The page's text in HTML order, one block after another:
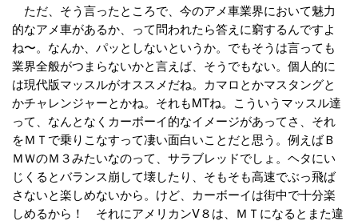
ただ、そう言ったところで、今のアメ車業界において魅力
的なアメ車があるか、って問われたら答えに窮するんですよ
ね〜。なんか、パッとしないというか。でもそうは言っても
業界全般がつまらないかと言えば、そうでもない。個人的に
は現代版マッスルがオススメだね。カマロとかマスタングと
かチャレンジャーとかね。それもMTね。こういうマッスル達
って、なんとなくカーボーイ的なイメージがあってさ、それ
をＭＴで乗りこなすって凄い面白いことだと思う。例えばＢ
ＭＷのＭ３みたいなのって、サラブレッドでしょ。ヘタにい
じくるとバランス崩して壊したり、そもそも高速でぶっ飛ば
さないと楽しめないから。けど、カーボーイは街中で十分楽
しめるから！ それにアメリカンV８は、ＭＴになるとまた違